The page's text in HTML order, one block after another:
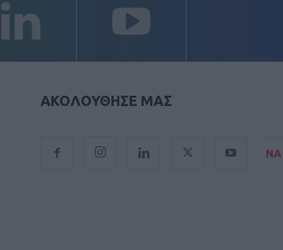
ΑΚΟΛΟΥΘΗΣΕ ΜΑΣ
ΝΑ